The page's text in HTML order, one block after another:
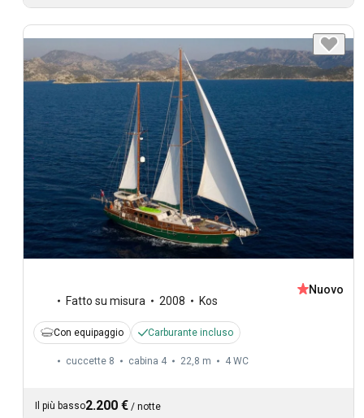
Fatto su misura 2008 Kos
Nuovo
Con equipaggio Carburante incluso
cuccette 8 cabina 4 22,8 m 4 WC
Il più basso2.200 € / notte